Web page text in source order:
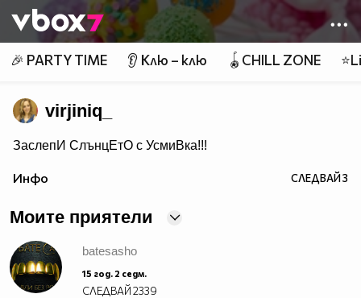
👾
🎉 PARTY TIME 👂 Клю – клю 🪀CHILL ZONE
virjiniq_
ЗаслепИ СлънцЕтО с УсмиВка!!!
Инфо СЛЕДВАЙ3
Моите приятели
batesasho
15 год. 2 седм.
СЛЕДВАЙ2339